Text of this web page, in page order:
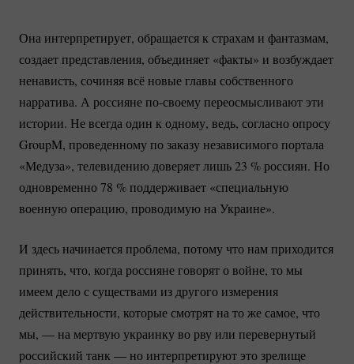
Она интерпретирует, обращается к страхам и фантазмам,
создает представления, объединяет «факты» и возбуждает
ненависть, сочиняя всё новые главы собственного
нарратива. А россиянепо-своемупереосмысливают эти
истории. Не всегда один к одному, ведь, согласно опросу
GroupM, проведенному по заказу независимого портала
«Медуза», телевидению доверяет лишь23 % россиян. Но
одновременно78 %поддерживает «специальную
военную операцию, проводимую на Украине».
И здесь начинается проблема, потому что нам приходится
принять, что, когда россияне говорят о войне, то мы
имеем дело с существами из другого измерения
действительности, которые смотрят на то же самое, что
мы, — на мертвую украинку во рву или перевернутый
российский танк — но интерпретируют это зрелище